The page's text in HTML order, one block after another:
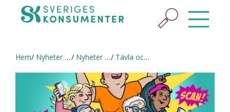
Hem Nyheter & press Nyheter och pressmeddelanden Tävla och vinn med Kemikalieappen!